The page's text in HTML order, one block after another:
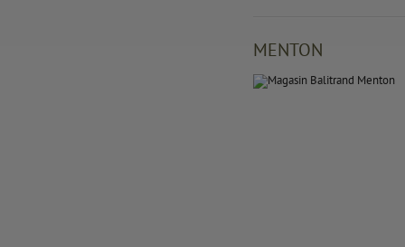
MENTON